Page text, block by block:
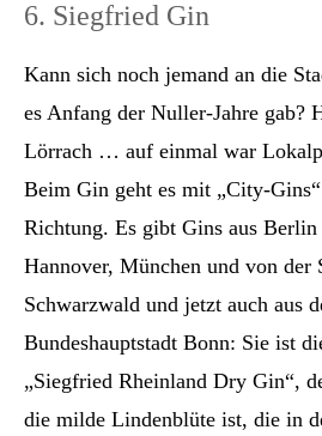
6. Siegfried Gin
Kann sich noch jemand an die
es Anfang der Nuller-Jahre gab?
Lörrach … auf einmal war
Beim Gin geht es mit „City-
Richtung. Es gibt Gins aus
Hannover, München und von der
Schwarzwald und jetzt auch aus
Bundeshauptstadt Bonn: Sie ist
„Siegfried Rheinland Dry Gin“,
die milde Lindenblüte ist, die in